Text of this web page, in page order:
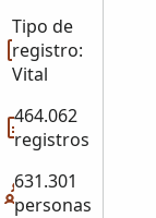
Tipo de
registro:
Vital
464.062
registros
631.301
personas